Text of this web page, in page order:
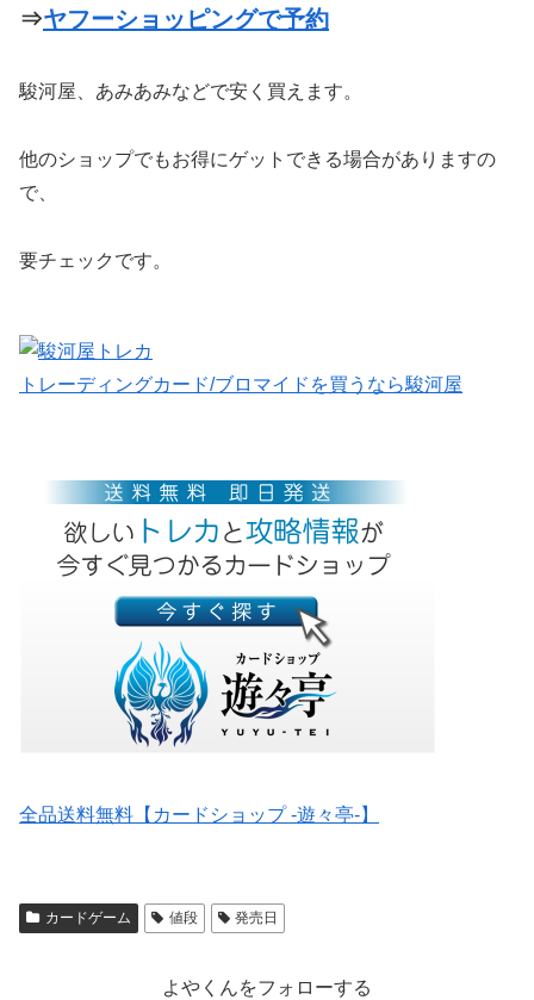
⇒ヤフーショッピングで予約
駿河屋、あみあみなどで安く買えます。
他のショップでもお得にゲットできる場合がありますの
で、
要チェックです。
トレーディングカード/ブロマイドを買うなら駿河屋
全品送料無料【カードショップ -遊々亭-】
カードゲーム 値段 発売日
よやくんをフォローする